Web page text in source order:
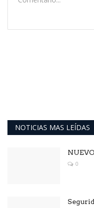
NOTICIAS MAS LEÍDAS
0